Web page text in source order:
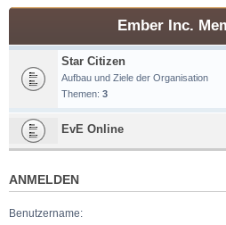
Ember Inc.
Star Citizen
Aufbau und Ziele der Organisation
Themen: 3
EvE Online
ANMELDEN
Benutzername: